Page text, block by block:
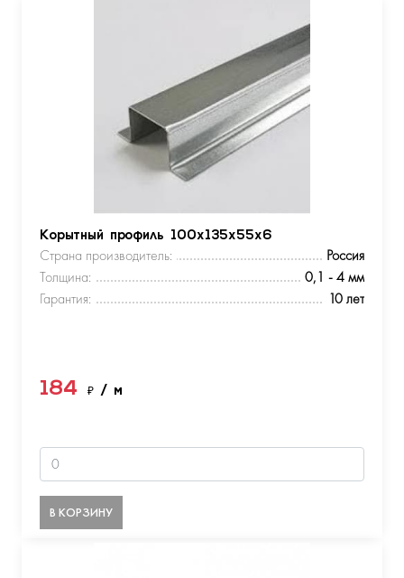
Корытный профиль 100х135х55х6
Страна производитель:
Россия
Толщина:
0,1 - 4 мм
Гарантия:
10 лет
184 ₽ / м
В КОРЗИНУ